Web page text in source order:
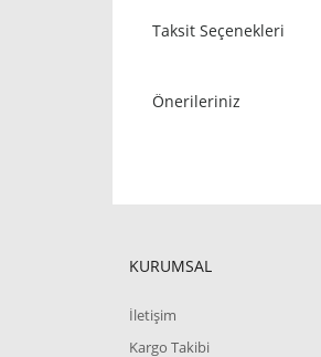
Taksit Seçenekleri
Önerileriniz
KURUMSAL
İletişim
Kargo Takibi